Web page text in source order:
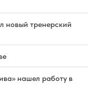
новый тренерский
нашел работу в